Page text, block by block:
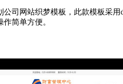
公司网站织梦模板，此款模板采
简单方便。